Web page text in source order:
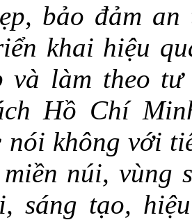
bảo đảm an
khai hiệu
và làm theo
Hồ Chí
nói không với
núi, vùng
sáng tạo,